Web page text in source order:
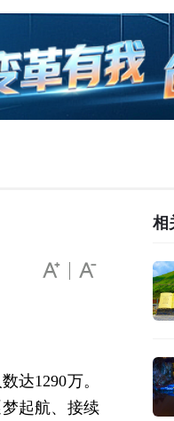
达1290万。
起航、接续
相